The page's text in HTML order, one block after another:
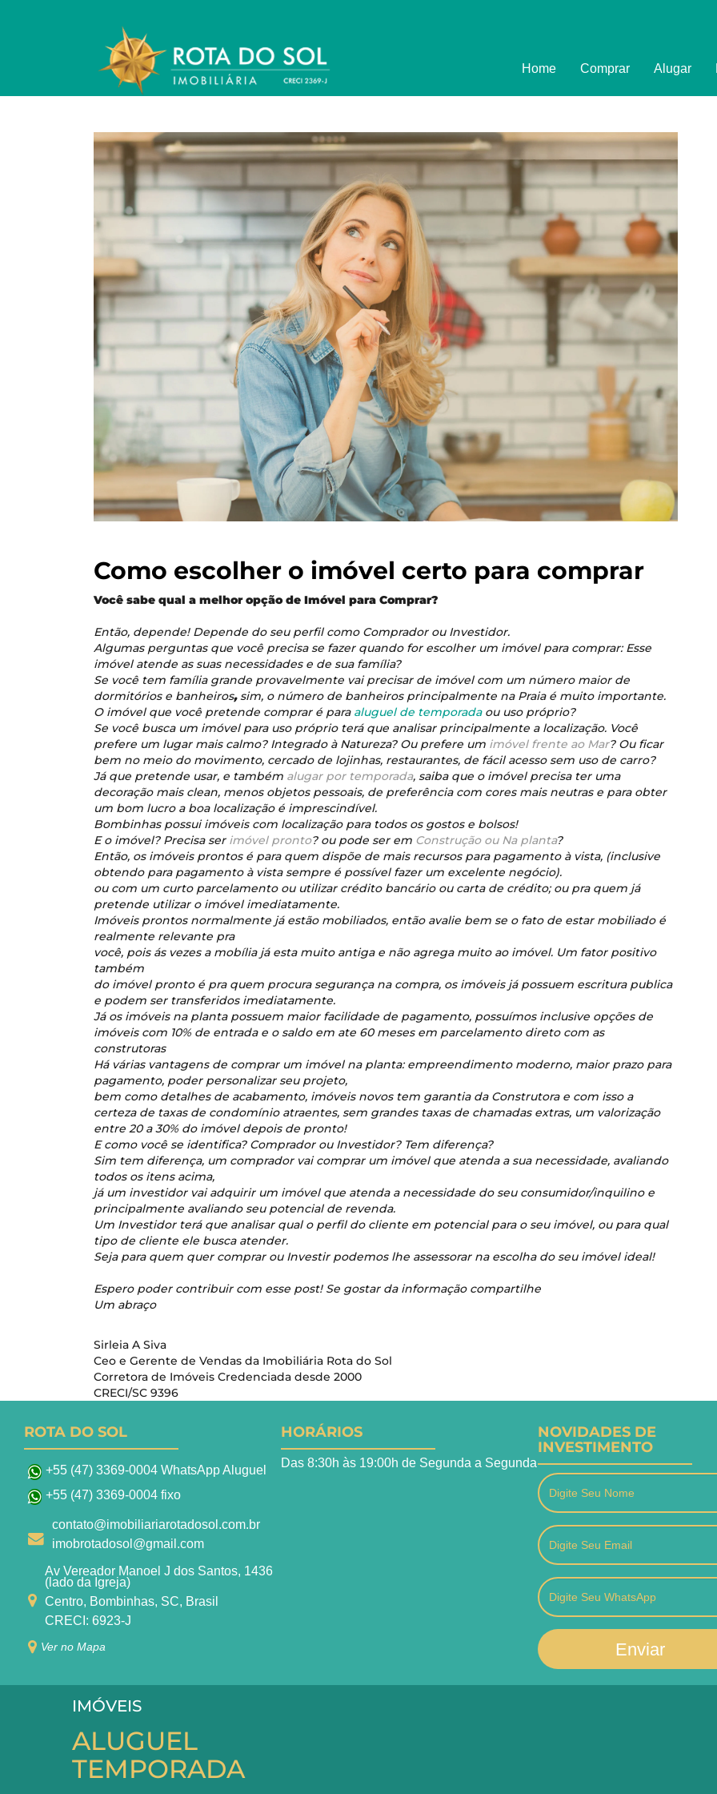
Home Comprar Alugar
Imóveis
Promoções
Política de
Termo e
Como escolher o imóvel certo para comprar
Você sabe qual a melhor opção de Imóvel para Comprar?
Então, depende! Depende do seu perfil como Comprador ou Investidor.
Algumas perguntas que você precisa se fazer quando for escolher um imóvel para comprar: Esse
imóvel atende as suas necessidades e de sua família?
Se você tem família grande provavelmente vai precisar de imóvel com um número maior de
dormitórios e banheiros,sim, o número de banheiros principalmente na Praia é muito importante.
O imóvel que você pretende comprar é para aluguel de temporadaou uso próprio?
Se você busca um imóvel para uso próprio terá que analisar principalmente a localização. Você
prefere um lugar mais calmo? Integrado à Natureza? Ou prefere um imóvel frente ao Mar? Ou ficar
bem no meio do movimento, cercado de lojinhas, restaurantes, de fácil acesso sem uso de carro?
Já que pretende usar, e também alugar por temporada, saiba que o imóvel precisa ter uma
decoração mais clean, menos objetos pessoais, de preferência com cores mais neutras e para obter
um bom lucro a boa localização é imprescindível.
Bombinhas possui imóveis com localização para todos os gostos e bolsos!
E o imóvel? Precisa ser imóvel pronto? ou pode ser em Construção ou Na planta?
Então, os imóveis prontos é para quem dispõe de mais recursos para pagamento à vista, (inclusive
obtendo para pagamento à vista sempre é possível fazer um excelente negócio).
ou com um curto parcelamento ou utilizar crédito bancário ou carta de crédito; ou pra quem já
pretende utilizar o imóvel imediatamente.
Imóveis prontos normalmente já estão mobiliados, então avalie bem se o fato de estar mobiliado é
realmente relevante pra
você, pois ás vezes a mobília já esta muito antiga e não agrega muito ao imóvel. Um fator positivo
também
do imóvel pronto é pra quem procura segurança na compra, os imóveis já possuem escritura publica
e podem ser transferidos imediatamente.
Já os imóveis na planta possuem maior facilidade de pagamento, possuímos inclusive opções de
imóveis com 10% de entrada e o saldo em ate 60 meses em parcelamento direto com as
construtoras
Há várias vantagens de comprar um imóvel na planta: empreendimento moderno, maior prazo para
pagamento, poder personalizar seu projeto,
bem como detalhes de acabamento, imóveis novos tem garantia da Construtora e com isso a
certeza de taxas de condomínio atraentes, sem grandes taxas de chamadas extras, um valorização
entre 20 a 30% do imóvel depois de pronto!
E como você se identifica? Comprador ou Investidor? Tem diferença?
Sim tem diferença, um comprador vai comprar um imóvel que atenda a sua necessidade, avaliando
todos os itens acima,
já um investidor vai adquirir um imóvel que atenda a necessidade do seu consumidor/inquilino e
principalmente avaliando seu potencial de revenda.
Um Investidor terá que analisar qual o perfil do cliente em potencial para o seu imóvel, ou para qual
tipo de cliente ele busca atender.
Seja para quem quer comprar ou Investir podemos lhe assessorar na escolha do seu imóvel ideal!
Espero poder contribuir com esse post! Se gostar da informação compartilhe
Um abraço
Sirleia A Siva
Ceo e Gerente de Vendas da Imobiliária Rota do Sol
Corretora de Imóveis Credenciada desde 2000
CRECI/SC 9396
ROTA DO SOL
+55 (47) 3369-0004 WhatsApp Aluguel
+55 (47) 3369-0004 fixo
contato@imobiliariarotadosol.com.br
imobrotadosol@gmail.com
Av Vereador Manoel J dos Santos, 1436
(lado da Igreja)
Centro, Bombinhas, SC, Brasil
CRECI: 6923-J
Ver no Mapa
HORÁRIOS
Das 8:30h às 19:00h de Segunda a Segunda
NOVIDADES DE
INVESTIMENTO
Enviar
IMÓVEIS
ALUGUEL
TEMPORADA